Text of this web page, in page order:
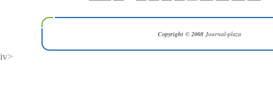
Copyright © 2008Journal-plaza
iv>